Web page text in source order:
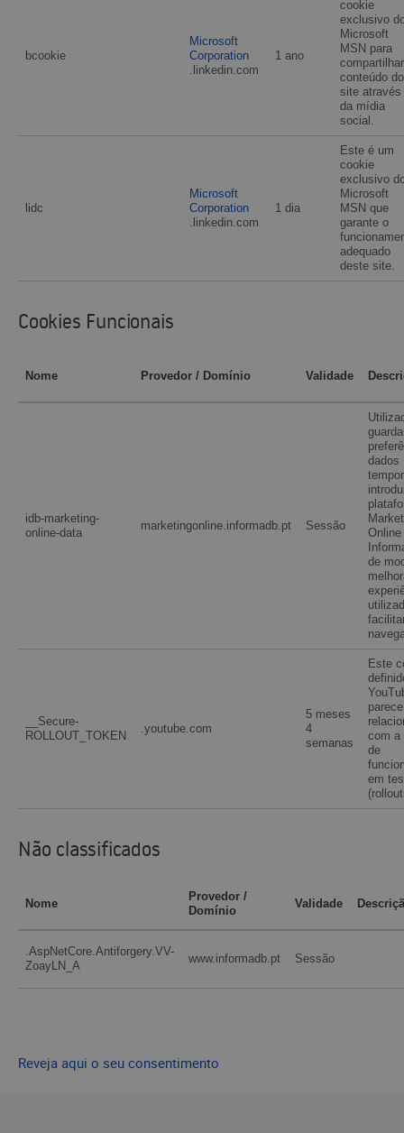
bcookie
Microsoft
Corporation
.linkedin.com
1 ano
cookie
exclusivo
Microsoft
MSN para
conteúdo do
site através
da mídia
social.
lidc
Microsoft
Corporation
.linkedin.com
1 dia
Este é um
cookie
exclusivo
Microsoft
MSN que
garante o
adequado
deste site.
Cookies Funcionais
Nome Provedor / Domínio Validade
idb-marketing-
online-data
marketingonline.informadb.pt Sessão
dados
Online
de
__Secure-
ROLLOUT_TOKEN
.youtube.com
5 meses
4
semanas
Este
com a
de
em
Não classificados
Nome
Provedor /
Domínio
Validade
.AspNetCore.Antiforgery.VV-
ZoayLN_A
www.informadb.pt Sessão
Reveja aqui o seu consentimento